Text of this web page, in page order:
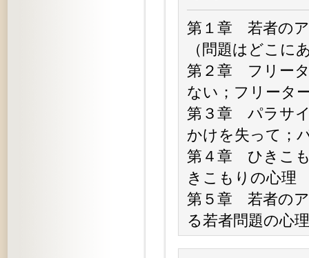
第１章 若者のア
（問題はどこ
第２章 フリータ
ない；フリータ
第３章 パラサイ
かけを失って；
第４章 ひきこも
きこもりの心理
第５章 若者のア
る若者問題の心